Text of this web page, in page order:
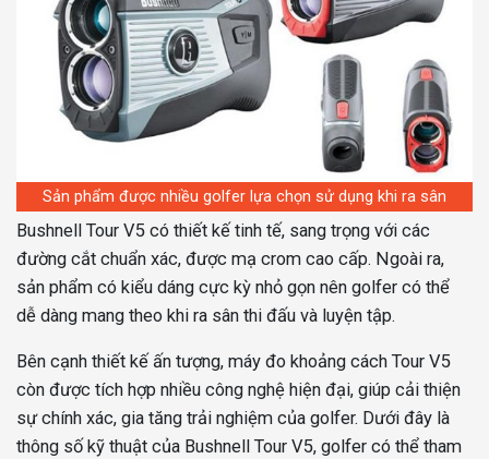
Sản phẩm được nhiều golfer lựa chọn sử dụng khi ra sân
Bushnell Tour V5 có thiết kế tinh tế, sang trọng với các
đường cắt chuẩn xác, được mạ crom cao cấp. Ngoài ra,
sản phẩm có kiểu dáng cực kỳ nhỏ gọn nên golfer có thể
dễ dàng mang theo khi ra sân thi đấu và luyện tập.
Bên cạnh thiết kế ấn tượng, máy đo khoảng cách Tour V5
còn được tích hợp nhiều công nghệ hiện đại, giúp cải thiện
sự chính xác, gia tăng trải nghiệm của golfer. Dưới đây là
thông số kỹ thuật của Bushnell Tour V5, golfer có thể tham